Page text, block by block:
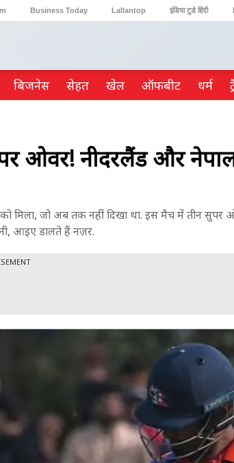
Business Today Lallantop इंडिया टुडे हिंदी
ब‍िजनेस सेहत खेल ऑफबीट धर्म
ओवर! नीदरलैंड और
मिला, जो अब तक नहीं दिखा था. इस मैच में तीन
आइए डालते हैं नज़र.